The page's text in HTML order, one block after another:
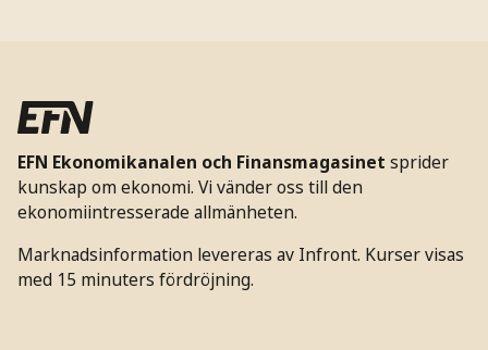
EFN Ekonomikanalen och Finansmagasinet sprider
kunskap om ekonomi. Vi vänder oss till den
ekonomiintresserade allmänheten.
Marknadsinformation levereras av Infront. Kurser visas
med 15 minuters fördröjning.